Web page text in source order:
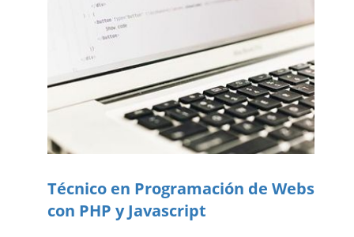
Técnico en Programación de Webs
con PHP y Javascript